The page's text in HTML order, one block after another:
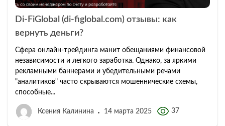
Di-FiGlobal (di-figlobal.com) отзывы: как
вернуть деньги?
Сфера онлайн-трейдинга манит обещаниями финансовой
независимости и легкого заработка. Однако, за яркими
рекламными баннерами и убедительными речами
"аналитиков" часто скрываются мошеннические схемы,
способные...
Ксения Калинина 14 марта 2025 37